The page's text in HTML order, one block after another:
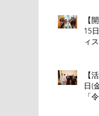
【
15
ィ
食
【
日(
「